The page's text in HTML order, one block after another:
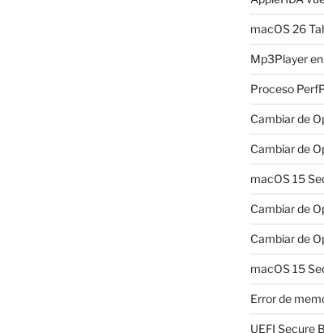
macOS 26
Mp3Player
Proceso
Cambiar de
Cambiar de
macOS 15
Cambiar de
Cambiar de
macOS 15
Error de
UEFI Secure